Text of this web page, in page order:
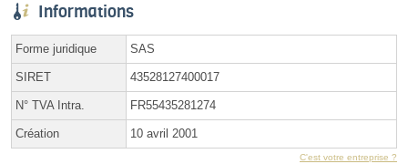
Informations
Forme juridique SAS
SIRET 43528127400017
N° TVA Intra. FR55435281274
Création 10 avril 2001
C'est votre entreprise ?